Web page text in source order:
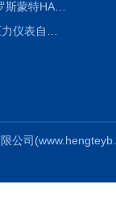
HART475罗斯蒙特HART475手操器
限公司